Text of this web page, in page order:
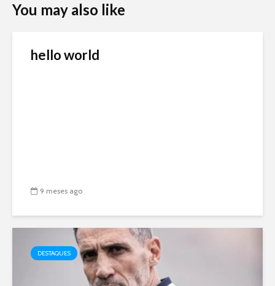
You may also like
hello world
9 meses ago
DESTAQUES